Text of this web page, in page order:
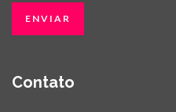
Contato